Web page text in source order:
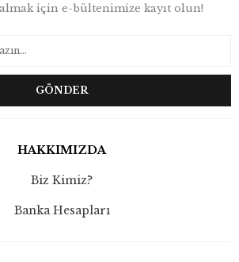
için e-bültenimize kayıt olun!
GÖNDER
HAKKIMIZDA
Biz Kimiz?
Banka Hesapları